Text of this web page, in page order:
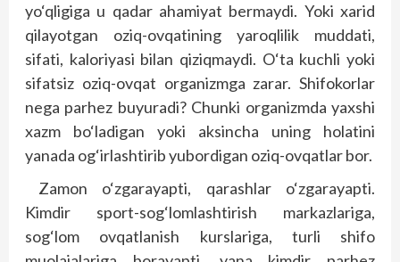
yo‘qligiga u qadar ahamiyat bermaydi. Yoki xarid
qilayotgan oziq-ovqatining yaroqlilik muddati,
sifati, kaloriyasi bilan qiziqmaydi. O‘ta kuchli yoki
sifatsiz oziq-ovqat organizmga zarar. Shifokorlar
nega parhez buyuradi? Chunki organizmda yaxshi
xazm bo‘ladigan yoki aksincha uning holatini
yanada og‘irlashtirib yubordigan oziq-ovqatlar bor.
Zamon o‘zgarayapti, qarashlar o‘zgarayapti.
Kimdir sport-sog‘lomlashtirish markazlariga,
sog‘lom ovqatlanish kurslariga, turli shifo